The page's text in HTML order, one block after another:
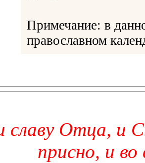
Примечание: в
православном
славу Отца, и
присно, и во